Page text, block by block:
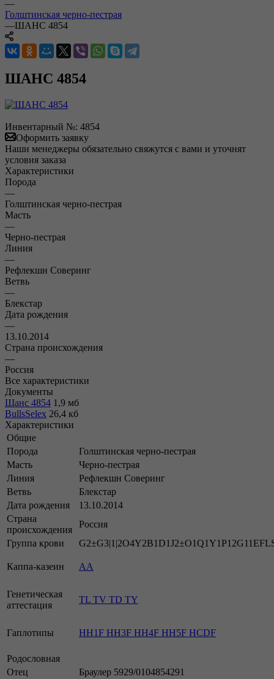
—
Голштинская черно-пестрая
—ШАНС 4854
ШАНС 4854
Инвентарный №: 4854
Оформить заявку
Наши менеджеры обязательно свяжутся с вами и уточнят
условия заказа
Характеристики
Порода
—
Голштинская черно-пестрая
Масть
—
Черно-пестрая
Линия
—
Рефлекшн Соверинг
Ветвь
—
Блекстар
Дата рождения
—
13.10.2014
Страна происхождения
—
Россия
Все характеристики
Документы
Шанс 4854 1,9 мб
BullsSelex 26,4 кб
Характеристики
Общие
Порода
Голштинская черно-пестрая
Масть
Черно-пестрая
Линия
Рефлекшн Соверинг
Ветвь
Блекстар
Дата рождения
13.10.2014
Страна
происхождения
Россия
Группа крови
Каппа-казеин АА
Генетическая
аттестация
TL TV TD TY
Гаплотипы HH1F HH3F HH4F HH5F HCDF
Родословная
Отец
Браулер 5929/0104854291